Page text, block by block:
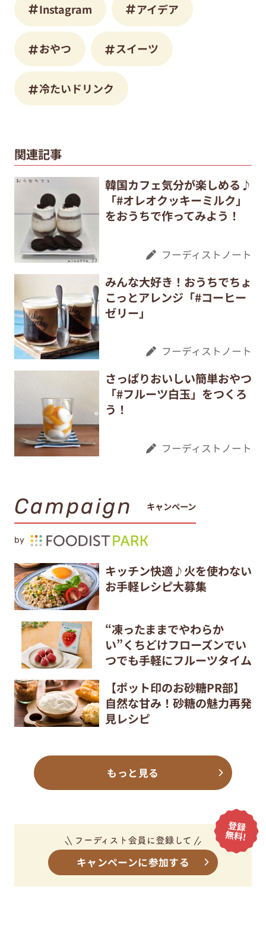
Instagram アイデア
おやつ スイーツ
冷たいドリンク
関連記事
韓国カフェ気分が楽しめる♪
「#オレオクッキーミルク」
をおうちで作ってみよう！
フーディストノート
みんな大好き！おうちでちょ
こっとアレンジ「#コーヒー
ゼリー」
フーディストノート
さっぱりおいしい簡単おやつ
「#フルーツ白玉」をつくろ
う！
フーディストノート
Campaign キャンペーン
by
キッチン快適♪火を使わない
お手軽レシピ大募集
“凍ったままでやわらか
い”くちどけフローズンでい
つでも手軽にフルーツタイム
【ポット印のお砂糖PR部】
自然な甘み！砂糖の魅力再発
見レシピ
もっと見る
キャンペーンに参加する